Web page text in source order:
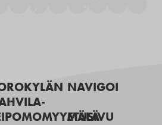
NAVIGOI
ETUSIVU